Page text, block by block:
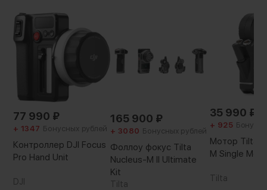
77 990 ₽
+ 1347 Бонусных рублей
Контроллер DJI Focus
Pro Hand Unit
DJI
165 900 ₽
+ 3080 Бонусных рублей
Фоллоу фокус Tilta
Nucleus-M II Ultimate
Kit
Tilta
35 990 ₽
+ 925
Мотор Tilta
M Single
Tilta